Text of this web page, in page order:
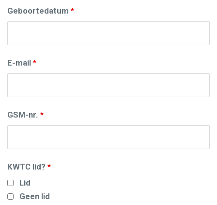
Geboortedatum *
E-mail *
GSM-nr. *
KWTC lid? *
Lid
Geen lid